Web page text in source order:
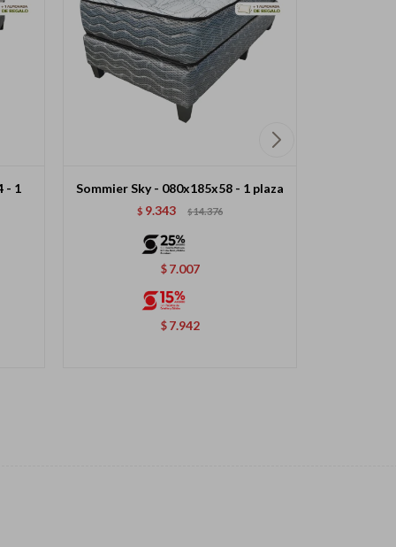
- 1 Sommier Sky - 080x185x58 - 1 plaza
$ 9.343 $14.376
$ 7.007
$ 7.942